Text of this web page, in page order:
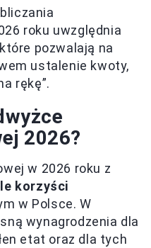
roku uwzględnia
pozwalają na
ustalenie kwoty,
rękę”.
2026?
w 2026 roku z
korzyści
w Polsce. W
wynagrodzenia dla
etat oraz dla tych